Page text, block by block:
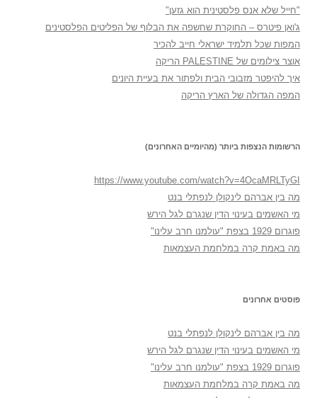
"חייל שלא אנס פלסטינית הוא גזען"
ג'ואן פיטרס – החוקרת שחשפה את הבלוף של הפליטים הפלסטינים
המפות שכל תלמיד ישראלי חייב להכיר
אוצר צילומים של PALESTINE הריקה
איך להיפטר מזבובי הבית ולפתור את בעיית היונים
המפה הגדולה של הארץ הריקה
הרשומות הנצפות ביותר (מהיומיים האחרונים)
https://www.youtube.com/watch?v=4OcaMRLTyGI
מה בין אברהם לינקולן לנפתלי בנט
מי האשמים בעינוי הדין שנגרם לגל הירש
פוגרום 1929 בצפת "עולמנו חרב עלינו"
מה באמת קרה במלחמת העצמאות
פוסטים אחרונים
מה בין אברהם לינקולן לנפתלי בנט
מי האשמים בעינוי הדין שנגרם לגל הירש
פוגרום 1929 בצפת "עולמנו חרב עלינו"
מה באמת קרה במלחמת העצמאות